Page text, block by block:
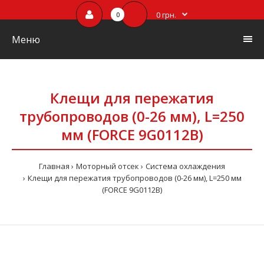
0 0 грн.
Меню
Клещи для пережатия
трубопроводов (0-26 мм), L=250
мм (FORCE 9G0112B)
Главная Моторный отсек
Система охлаждения
Клещи для пережатия трубопроводов (0-26 мм), L=250 мм
(FORCE 9G0112B)